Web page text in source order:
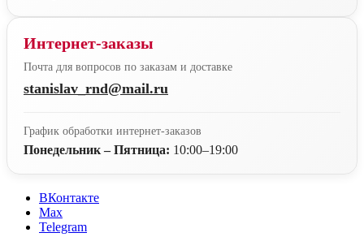
Интернет-заказы
Почта для вопросов по заказам и доставке
stanislav_rnd@mail.ru
График обработки интернет-заказов
Понедельник – Пятница: 10:00–19:00
ВКонтакте
Max
Telegram